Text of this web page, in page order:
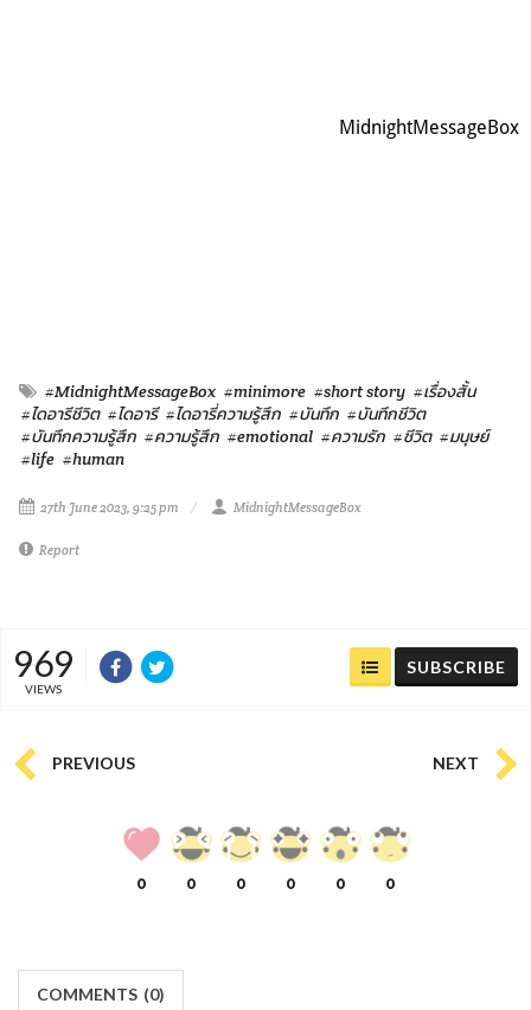
MidnightMessageBox
#MidnightMessageBox #minimore #short story #เรื่องสั้น
#ไดอารีชีวิต #ไดอารี #ไดอารี่ความรู้สึก #บันทึก #บันทึกชีวิต
#บันทึกความรู้สึก #ความรู้สึก #emotional #ความรัก #ชีวิต #มนุษย์
#life #human
27th June 2023, 9:25 pm MidnightMessageBox
Report
969
VIEWS
SUBSCRIBE
PREVIOUS NEXT
0 0 0 0 0 0
COMMENTS (0)